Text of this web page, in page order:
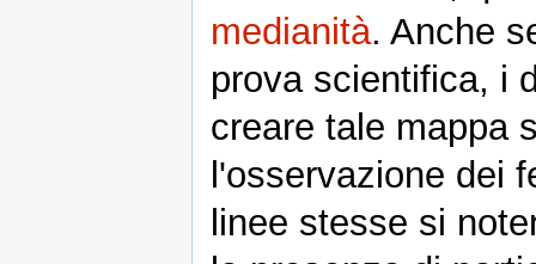
medianità. Anche
prova scientifica, i
creare tale mappa
l'osservazione dei
linee stesse si